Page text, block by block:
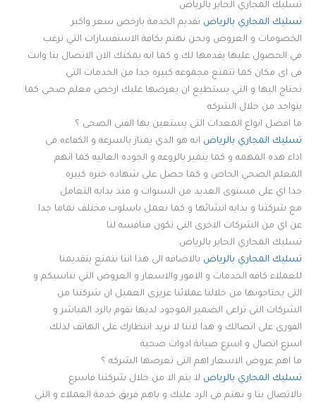
تسليك المجاري الحاير بالرياض
تسليك المجاري بالرياض تقديم الخدمة بارخص سعر واكبر
الخصومات و العروض ونحن نهتم بكافة الاستفسارات التي ترغب
في الحصول عليها يقدمها لك و كما انه يمكنك الان الاتصال بنا وانت
فى اى مكان كما تتمتع مجموعه كبيره جدا من الخدمات التي
تحتاج اليها و التي يستطيع ان يعرضها عليك ارخص معلم صحي كما
يتواجد من خلال الشركه
ما افضل انواع المعدات التى يستعين بها الفنى الصحى ؟
تسليك المجاري بالرياض انه هو الذي يمتاز بالسرعه و الكفاءه في
اداء هذه المهمه و كما يتميز بالروعه و الجوده العاليه كما انهم
المعلم الصحي الخاص و كما حصل على شهاده خبره كبيره
جدا اي على مستوى العديد من السنوات و منذ بدايه التعامل
مع شركتنا و بدايه انشائها و كما نعمل باسلوب مختلف تماما جدا
عن اي من الشركات الاخرى التي تكون منافسه لنا
تسليك المجاري الحاير بالرياض
تسليك المجاري بالرياض بالاضافه الى هذا اننا نتمتع بتقديمنا
للعملاء كافه الخدمات و الامور والاسعار و العروض التي تناسبكم و
التى يحتاجونها من خلالنا عملائنا عزيزى العميل ان شركتنا من
الشركات التى تراعى الضمير الموجود لديها تقوم بالرد المباشر و
الفورى على اتصالك و هذا لاننا لا نريد انتظارك على الهاتف لذلك
اسرع اتصال و اسرع صيانة ادوات صحية
ما اهم عروض الاسعار اهم التى تعرضها الشركه ؟
تسليك المجاري بالرياض لا يتم الا من خلال شركتنا فاسرع
بالاتصال بنا و نهتم فى الرد عليك و باهم فريق خدمة العملاء و التي